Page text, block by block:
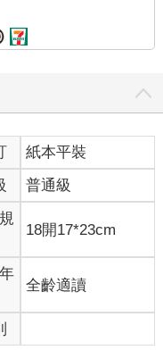
紙本平裝
普通級
18開17*23cm
全齡適讀